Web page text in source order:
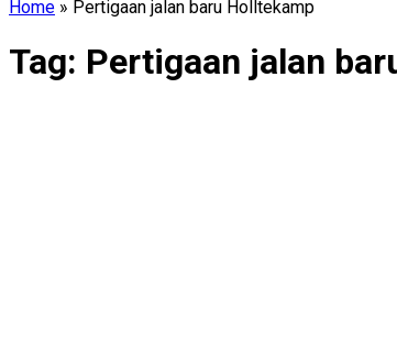
Home » Pertigaan jalan baru Holltekamp
Tag: Pertigaan jalan